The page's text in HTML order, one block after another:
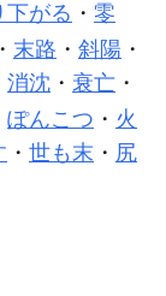
下がる ・ 零
・ 末路 ・ 斜陽 ・
消沈 ・ 衰亡 ・
ぽんこつ ・ 火
・ 世も末 ・ 尻